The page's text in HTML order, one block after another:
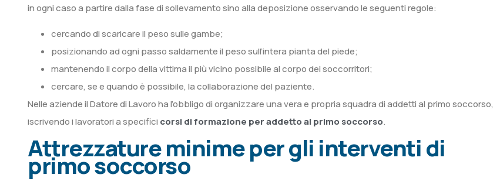
in ogni caso a partire dalla fase di sollevamento sino alla deposizione osservando le seguenti regole:
cercando di scaricare il peso sulle gambe;
posizionando ad ogni passo saldamente il peso sull’intera pianta del piede;
mantenendo il corpo della vittima il più vicino possibile al corpo dei soccorritori;
cercare, se e quando è possibile, la collaborazione del paziente.
Nelle aziende il Datore di Lavoro ha l’obbligo di organizzare una vera e propria squadra di addetti al primo soccorso,
iscrivendo i lavoratori a specifici corsi di formazione per addetto al primo soccorso.
Attrezzature minime per gli interventi di
primo soccorso